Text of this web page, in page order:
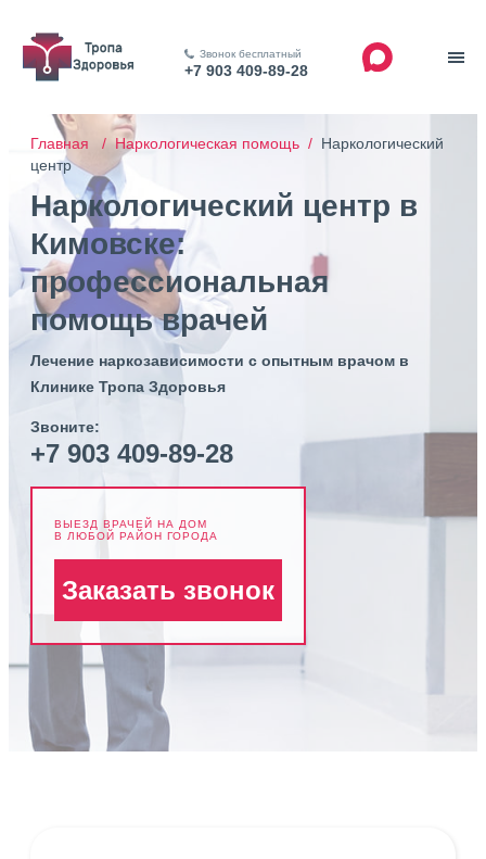
Звонок бесплатный
+7 903 409-89-28
Главная /Наркологическая помощь / Наркологический
центр
Наркологический центр в
Кимовске:
профессиональная
помощь врачей
Лечение наркозависимости с опытным врачом в
Клинике Тропа Здоровья
Звоните:
+7 903 409-89-28
ВЫЕЗД ВРАЧЕЙ НА ДОМ
В ЛЮБОЙ РАЙОН ГОРОДА
Заказать звонок